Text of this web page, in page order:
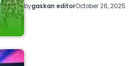
bygaskan editorOctober 26, 2025